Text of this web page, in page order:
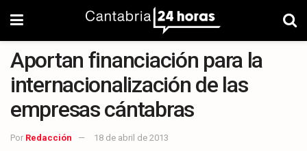
Aportan financiación para la
internacionalización de las
empresas cántabras
Por Redacción 18 de abril de 2013